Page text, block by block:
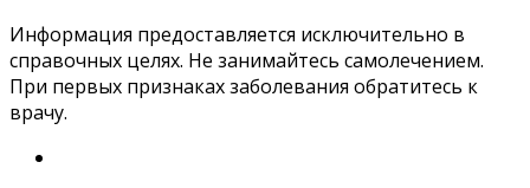
Информация предоставляется исключительно в
справочных целях. Не занимайтесь самолечением.
При первых признаках заболевания обратитесь к
врачу.